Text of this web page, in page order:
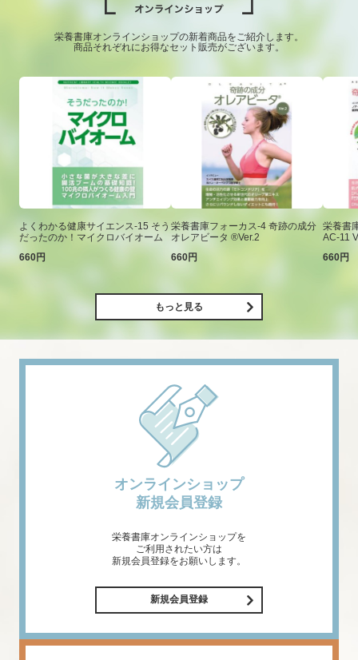
栄養書庫オンラインショップの新着商品をご紹介します。
商品それぞれにお得なセット販売がございます。
よくわかる健康サイエンス-15 そう
だったのか！マイクロバイオーム
660円
栄養書庫フォーカス-4 奇跡の成分
オレアビータ ®Ver.2
660円
栄養書
AC-11
660円
もっと見る
オンラインショップ
新規会員登録
栄養書庫オンラインショップを
ご利用されたい方は
新規会員登録をお願いします。
新規会員登録